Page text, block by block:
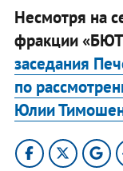
Несмотря на
фракции
заседания
по
Юлии